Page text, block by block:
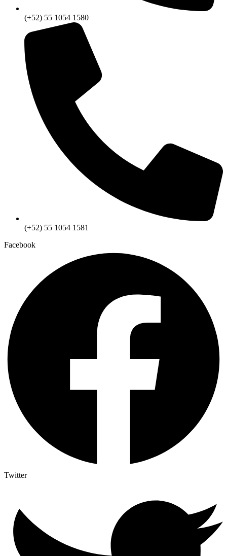
(+52) 55 1054 1580
(+52) 55 1054 1581
Facebook
Twitter